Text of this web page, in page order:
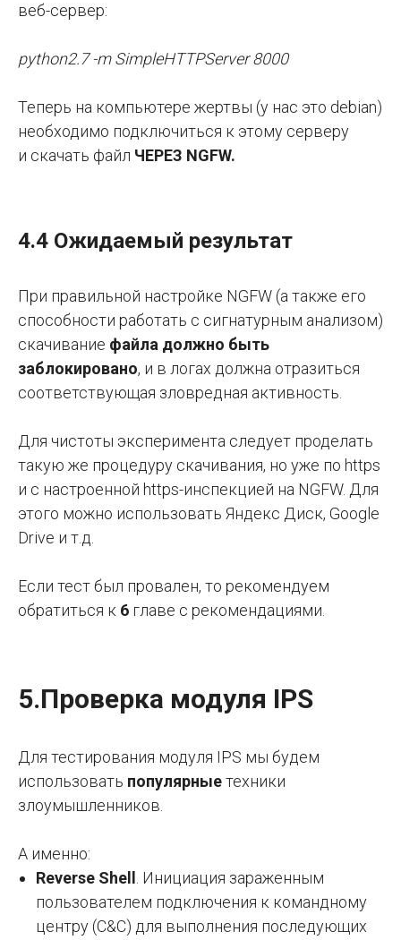
веб-сервер:
python2.7 -m SimpleHTTPServer 8000
Теперь на компьютере жертвы (у нас это debian)
необходимо подключиться к этому серверу
и скачать файл ЧЕРЕЗ NGFW.
4.4 Ожидаемый результат
При правильной настройке NGFW (а также его
способности работать с сигнатурным анализом)
скачивание файла должно быть
заблокировано, и в логах должна отразиться
соответствующая зловредная активность.
Для чистоты эксперимента следует проделать
такую же процедуру скачивания, но уже по https
и с настроенной https-инспекцией на NGFW. Для
этого можно использовать Яндекс Диск, Google
Drive и т.д.
Если тест был провален, то рекомендуем
обратиться к 6 главе с рекомендациями.
5.Проверка модуля IPS
Для тестирования модуля IPS мы будем
использовать популярныетехники
злоумышленников.
А именно:
Reverse Shell
. Инициация зараженным
пользователем подключения к командному
центру (C&C) для выполнения последующих